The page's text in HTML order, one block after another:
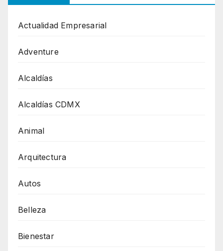
Actualidad Empresarial
Adventure
Alcaldías
Alcaldías CDMX
Animal
Arquitectura
Autos
Belleza
Bienestar